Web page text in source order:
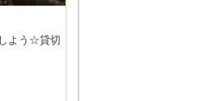
よう☆貸切